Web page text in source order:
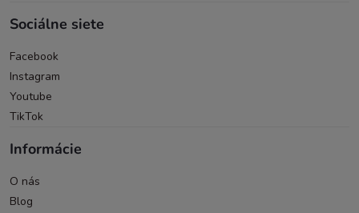
Sociálne siete
Facebook
Instagram
Youtube
TikTok
Informácie
O nás
Blog